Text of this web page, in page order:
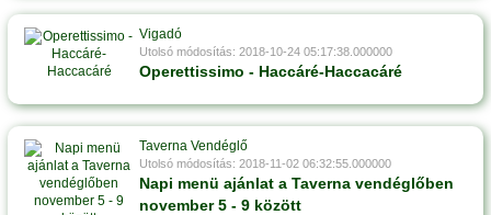
Vigadó
Utolsó módosítás: 2018-10-24 05:17:38.000000
Operettissimo - Haccáré-Haccacáré
Taverna Vendéglő
Utolsó módosítás: 2018-11-02 06:32:55.000000
Napi menü ajánlat a Taverna vendéglőben
november 5 - 9 között